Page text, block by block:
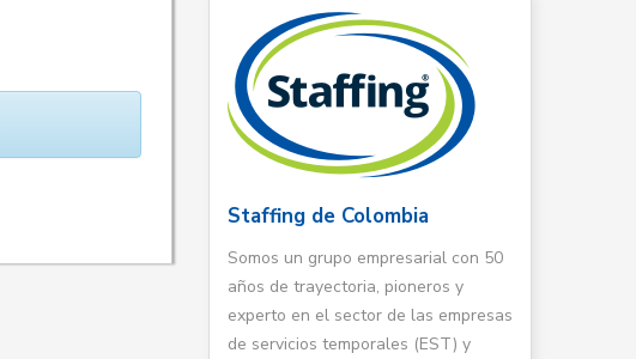
Staffing de Colombia
Somos un grupo empresarial con 50
años de trayectoria, pioneros y
experto en el sector de las empresas
de servicios temporales (EST) y